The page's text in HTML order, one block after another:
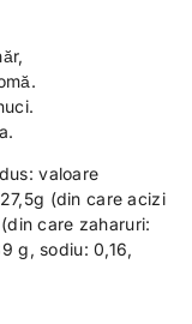
valoare
(din care acizi
care zaharuri:
g, sodiu: 0,16,